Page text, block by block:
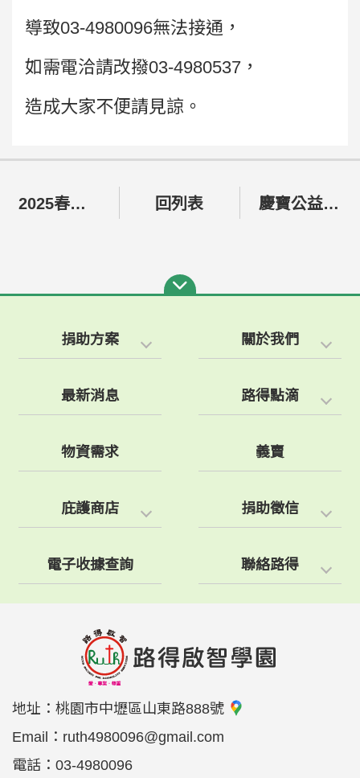
導致03-4980096無法接通，
如需電洽請改撥03-4980537，
造成大家不便請見諒。
2025春節休園 回列表 慶寶公益信託捐贈路得學園白米
捐助方案 關於我們
最新消息 路得點滴
物資需求 義賣
庇護商店 捐助徵信
電子收據查詢 聯絡路得
地址： 桃園市中壢區山東路888號
Email： ruth4980096@gmail.com
電話： 03-4980096